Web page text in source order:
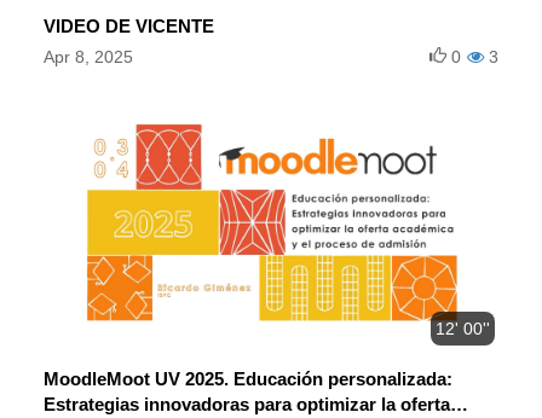
VIDEO DE VICENTE
Apr 8, 2025 3
0
12' 00''
MoodleMoot UV 2025. Educación personalizada:
Estrategias innovadoras para optimizar la oferta